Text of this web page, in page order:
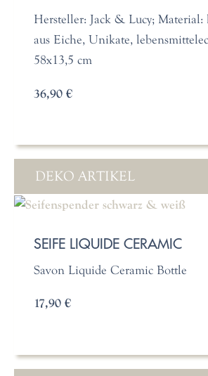
Hersteller: Jack & Lucy; Material:
aus Eiche, Unikate,
58x13,5 cm
36,90 €
DEKO ARTIKEL
SEIFE LIQUIDE CERAMIC
Savon Liquide Ceramic Bottle
17,90 €